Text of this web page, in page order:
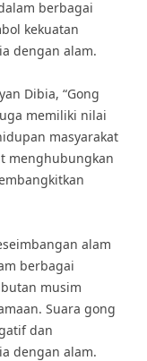
berbagai
kekuatan
dengan alam.
Dibia, “Gong
memiliki nilai
masyarakat
menghubungkan
alam
berbagai
musim
Suara gong
dan
dengan alam.